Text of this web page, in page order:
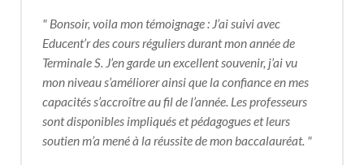
Bonsoir, voila mon témoignage : J’ai suivi avec
Educent’r des cours réguliers durant mon année de
Terminale S. J’en garde un excellent souvenir, j’ai vu
mon niveau s’améliorer ainsi que la confiance en mes
capacités s’accroître au fil de l’année. Les professeurs
sont disponibles impliqués et pédagogues et leurs
soutien m’a mené à la réussite de mon baccalauréat.